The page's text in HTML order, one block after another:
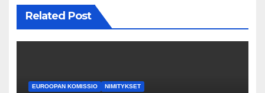
Related Post
EUROOPAN KOMISSIO NIMITYKSET